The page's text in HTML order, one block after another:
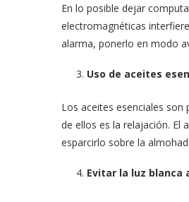
En lo posible dejar
electromagnéticas
alarma, ponerlo en modo
Uso de aceites
Los aceites esenciales
de ellos es la relajación. El
esparcirlo sobre la
Evitar la luz blanca